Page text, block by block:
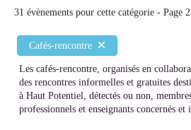
31 évènements pour cette catégorie - Page
Cafés-rencontre
Les cafés-rencontre, organisés en
des rencontres informelles et gratuites
à Haut Potentiel, détectés ou non,
professionnels et enseignants concernés et